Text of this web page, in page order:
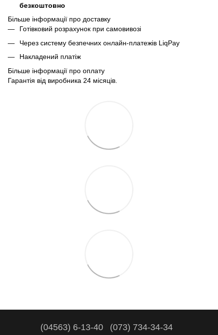
безкоштовно
Більше інформації про доставку
Готівковий розрахунок при самовивозі
Через систему безпечних онлайн-платежів LiqPay
Накладений платіж
Більше інформації про оплату
Гарантія від виробника 24 місяців.
(04563) 6-13-40 (073) 734-34-34